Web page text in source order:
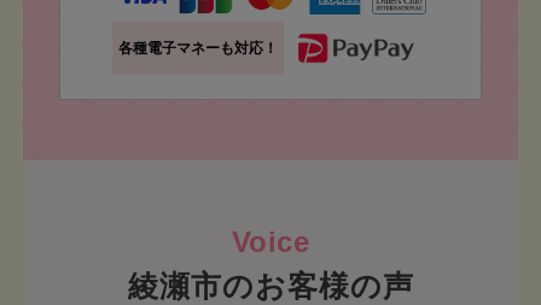
各種電子マネーも対応！
綾瀬市のお客様の声